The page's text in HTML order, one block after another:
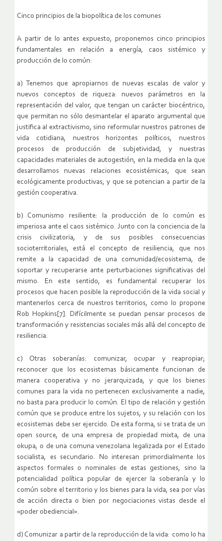
Cinco principios de la biopolítica de los comunes
A partir de lo antes expuesto, proponemos cinco principios
fundamentales en relación a energía, caos sistémico y
producción de lo común:
a) Tenemos que apropiarnos de nuevas escalas de valor y
nuevos conceptos de riqueza: nuevos parámetros en la
representación del valor, que tengan un carácter biocéntrico,
que permitan no sólo desmantelar el aparato argumental que
justifica al extractivismo, sino reformular nuestros patrones de
vida cotidiana, nuestros horizontes políticos, nuestros
procesos de producción de subjetividad, y nuestras
capacidades materiales de autogestión, en la medida en la que
desarrollamos nuevas relaciones ecosistémicas, que sean
ecológicamente productivas, y que se potencian a partir de la
gestión cooperativa.
b) Comunismo resiliente: la producción de lo común es
imperiosa ante el caos sistémico. Junto con la conciencia de la
crisis civilizatoria, y de sus posibles consecuencias
socioterritoriales, está el concepto de resiliencia, que nos
remite a la capacidad de una comunidad/ecosistema, de
soportar y recuperarse ante perturbaciones significativas del
mismo. En este sentido, es fundamental recuperar los
procesos que hacen posible la reproducción de la vida social y
mantenerlos cerca de nuestros territorios, como lo propone
Rob Hopkins[7]. Difícilmente se puedan pensar procesos de
transformación y resistencias sociales más allá del concepto de
resiliencia.
c) Otras soberanías: comunizar, ocupar y reapropiar;
reconocer que los ecosistemas básicamente funcionan de
manera cooperativa y no jerarquizada, y que los bienes
comunes para la vida no pertenecen exclusivamente a nadie,
no basta para producir lo común. El tipo de relación y gestión
común que se produce entre los sujetos, y su relación con los
ecosistemas debe ser ejercido. De esta forma, si se trata de un
open source, de una empresa de propiedad mixta, de una
okupa, o de una comuna venezolana legalizada por el Estado
socialista, es secundario. No interesan primordialmente los
aspectos formales o nominales de estas gestiones, sino la
potencialidad política popular de ejercer la soberanía y lo
común sobre el territorio y los bienes para la vida, sea por vías
de acción directa o bien por negociaciones vistas desde el
«poder obediencial».
d) Comunizar a partir de la reproducción de la vida: como lo ha